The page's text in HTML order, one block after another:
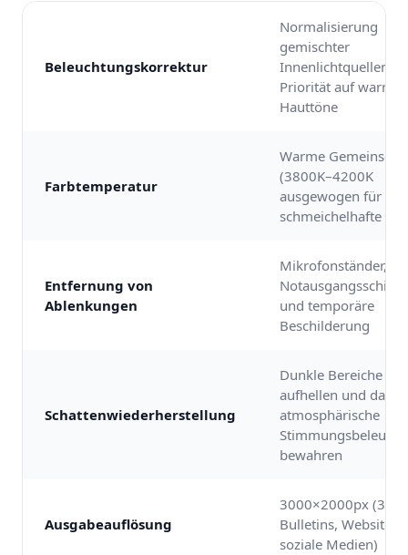
Beleuchtungskorrektur
Normalisierung
gemischter
Innenlichtquellen
Priorität auf warme
Hauttöne
Farbtemperatur
Warme
(3800K–4200K
ausgewogen für
schmeichelhafte
Entfernung von
Ablenkungen
Mikrofonständer,
und temporäre
Beschilderung
Schattenwiederherstellung
Dunkle Bereiche
aufhellen und dabei
atmosphärische
bewahren
Ausgabeauflösung
3000×2000px (3:2
Bulletins, Websites
soziale Medien)